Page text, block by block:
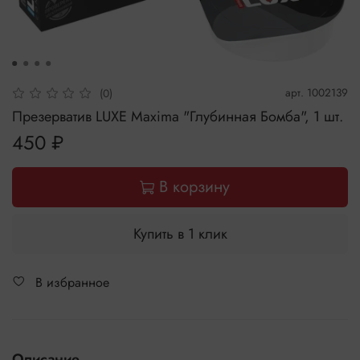
(0) арт. 1002139
Презерватив LUXE Maxima "Глубинная Бомба", 1 шт.
450 ₽
В корзину
Купить в 1 клик
В избранное